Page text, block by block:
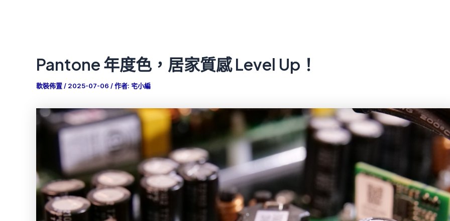
Pantone 年度色，居家質感 Level Up！
軟裝佈置/ 2025-07-06 / 作者: 宅小編